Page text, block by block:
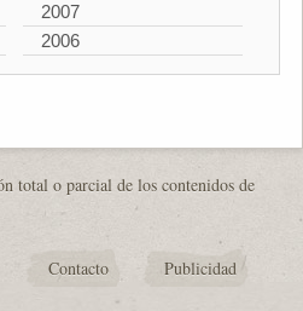
2007
2006
total o parcial de los contenidos de
Contacto Publicidad